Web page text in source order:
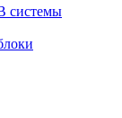
системы